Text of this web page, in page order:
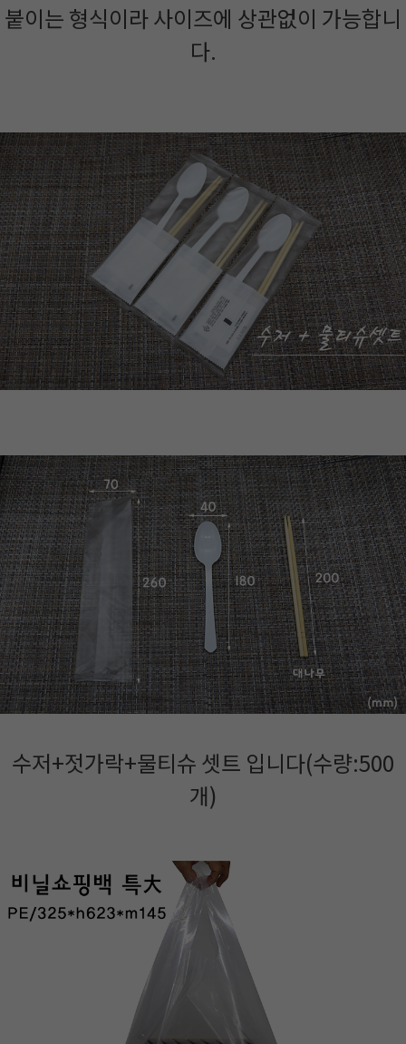
붙이는 형식이라 사이즈에 상관없이 가능합니
다.
수저+젓가락+물티슈 셋트 입니다(수량:500
개)